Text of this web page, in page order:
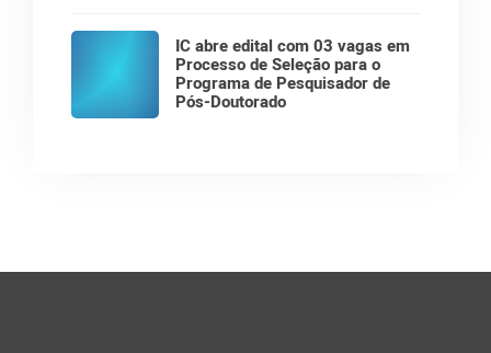
IC abre edital com 03 vagas em
Processo de Seleção para o
Programa de Pesquisador de
Pós-Doutorado